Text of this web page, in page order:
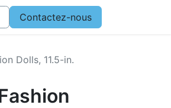
Contactez-nous
Dolls, 11.5-in.